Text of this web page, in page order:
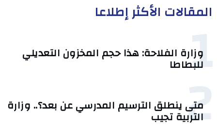
المقالات الأكثر إطلاعا
1
وزارة الفلاحة: هذا حجم المخزون التعديلي
للبطاطا
2
متى ينطلق الترسيم المدرسي عن بعد؟.. وزارة
التربية تجيب